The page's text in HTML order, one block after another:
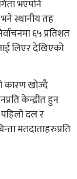
भएपनि
स्थानीय तह
६५ प्रतिशत
लिएर देखिएको
कारण खोज्दै
केन्द्रीत हुन
दल र
मतदाताहरुप्रति